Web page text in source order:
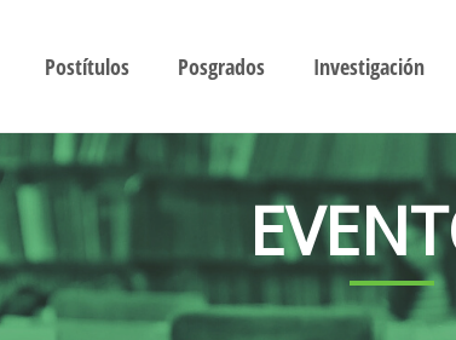
Postítulos Posgrados Investigación